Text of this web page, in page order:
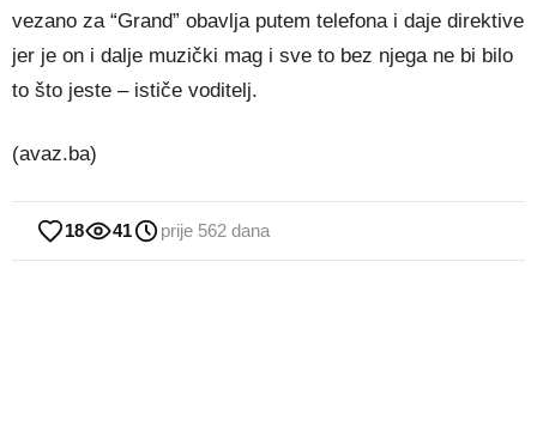
vezano za “Grand” obavlja putem telefona i daje direktive
jer je on i dalje muzički mag i sve to bez njega ne bi bilo
to što jeste – ističe voditelj.
(avaz.ba)
18 41 prije 562 dana